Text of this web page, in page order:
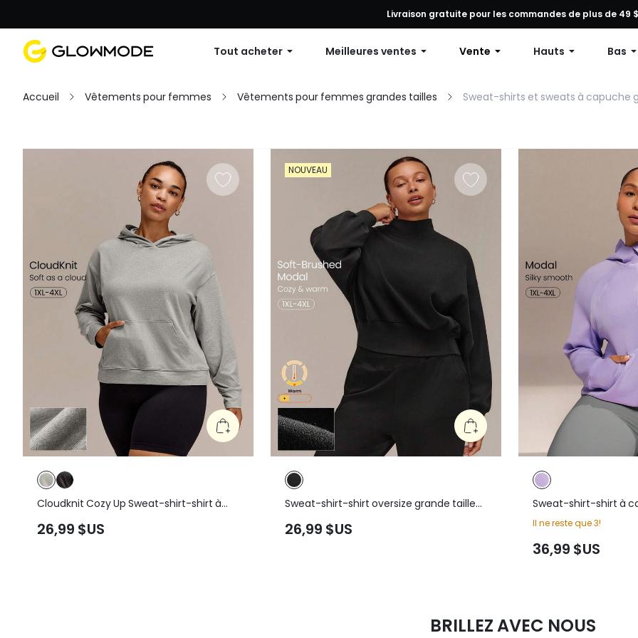
Première commande : 10 % de réduction sur toute commande, 12 % de réduction dès 79 $ d’achat ou 15
Livraison gratuite pour les commandes de plus de 49 $
Tout acheter Meilleures ventes Vente Hauts Bas
Accueil Vêtements pour femmes Vêtements pour femmes grandes tailles Sweat-shirts et sweats à capuche
Tout effacer
Cloudknit Cozy Up Sweat-shirt-shirt à
coupe ample avec poches grande taille
26,99 $US
NOUVEAU
Sweat-shirt-shirt oversize grande taille
ourlet bulle, longueur taille, col montant
26,99 $US
Sweat-shirt-shirt à
grande taille,
zip, poches, trous
et soyeux, pour un
Il ne reste que 3!
36,99 $US
BRILLEZ AVEC NOUS